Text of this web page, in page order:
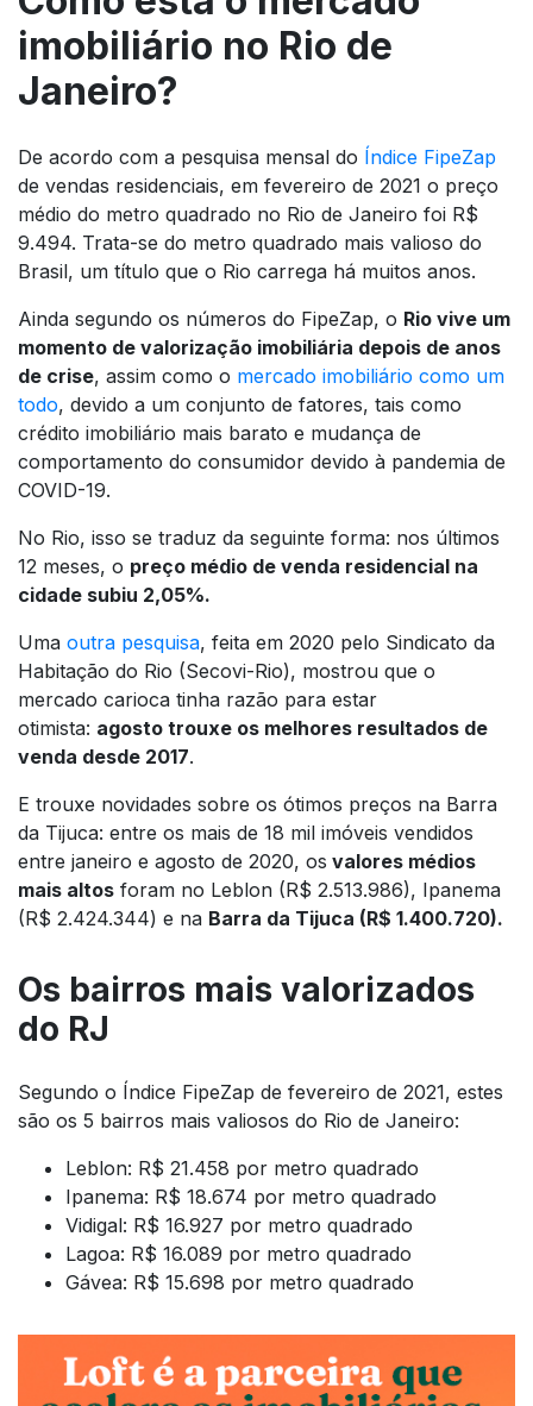
imobiliário no Rio de
Janeiro?
De acordo com a pesquisa mensal do Índice FipeZap
de vendas residenciais, em fevereiro de 2021 o preço
médio do metro quadrado no Rio de Janeiro foi R$
9.494. Trata-se do metro quadrado mais valioso do
Brasil, um título que o Rio carrega há muitos anos.
Ainda segundo os números do FipeZap, o Rio vive um
momento de valorização imobiliária depois de anos
de crise, assim como o mercado imobiliário como um
todo, devido a um conjunto de fatores, tais como
crédito imobiliário mais barato e mudança de
comportamento do consumidor devido à pandemia de
COVID-19.
No Rio, isso se traduz da seguinte forma: nos últimos
12 meses, o preço médio de venda residencial na
cidade subiu 2,05%.
Uma outra pesquisa, feita em 2020 pelo Sindicato da
Habitação do Rio (Secovi-Rio), mostrou que o
mercado carioca tinha razão para estar
otimista: agosto trouxe os melhores resultados de
venda desde 2017.
E trouxe novidades sobre os ótimos preços na Barra
da Tijuca: entre os mais de 18 mil imóveis vendidos
entre janeiro e agosto de 2020, os valores médios
mais altos foram no Leblon (R$ 2.513.986), Ipanema
(R$ 2.424.344) e na Barra da Tijuca (R$ 1.400.720).
Os bairros mais valorizados
do RJ
Segundo o Índice FipeZap de fevereiro de 2021, estes
são os 5 bairros mais valiosos do Rio de Janeiro:
Leblon: R$ 21.458 por metro quadrado
Ipanema: R$ 18.674 por metro quadrado
Vidigal: R$ 16.927 por metro quadrado
Lagoa: R$ 16.089 por metro quadrado
Gávea: R$ 15.698 por metro quadrado